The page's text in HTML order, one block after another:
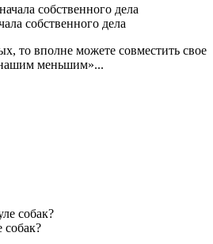
собственного дела
то вполне можете совместить свое
нашим меньшим»...
собак?